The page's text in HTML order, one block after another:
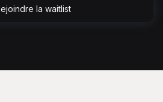
la waitlist